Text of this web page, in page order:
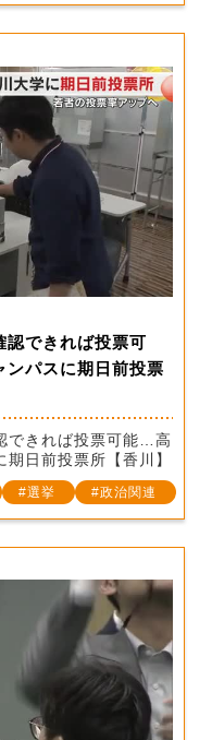
認できれば投票可
パスに期日前投票
できれば投票可能…高
日前投票所【香川】
選挙 政治関連